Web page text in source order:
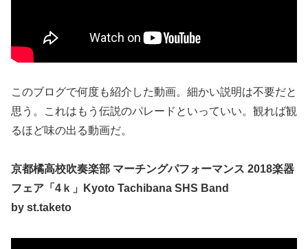
このブログで何度も紹介した動画。細かい説明は不要だと
思う。これはもう伝説のパレードといっていい。観れば観
るほど味の出る動画だ。
京都橘高校吹奏楽部 マーチングパフォーマンス 2018楽器
フェア「4ｋ」Kyoto Tachibana SHS Band
by st.taketo